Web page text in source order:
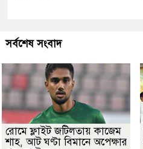
সর্বশেষ সংবাদ
রোমে ফ্লাইট জটিলতায় কাজেম
শাহ, আট ঘণ্টা বিমানে অপেক্ষার